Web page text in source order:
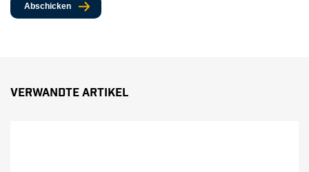
Abschicken
Verwandte Artikel